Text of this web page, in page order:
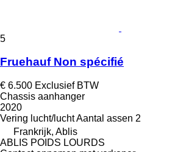
5
Fruehauf Non spécifié
€ 6.500 Exclusief BTW
Chassis aanhanger
2020
Vering lucht/luchtAantal assen 2
Frankrijk, Ablis
ABLIS POIDS LOURDS